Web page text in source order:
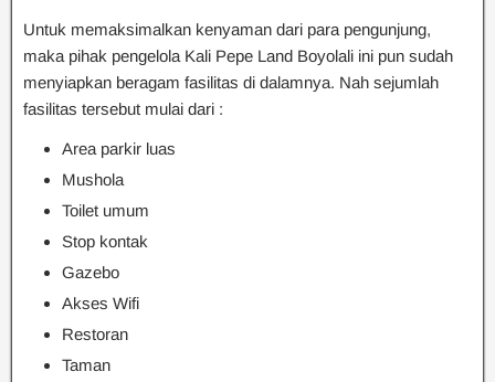
Untuk memaksimalkan kenyaman dari para pengunjung,
maka pihak pengelola Kali Pepe Land Boyolali ini pun sudah
menyiapkan beragam fasilitas di dalamnya. Nah sejumlah
fasilitas tersebut mulai dari :
Area parkir luas
Mushola
Toilet umum
Stop kontak
Gazebo
Akses Wifi
Restoran
Taman